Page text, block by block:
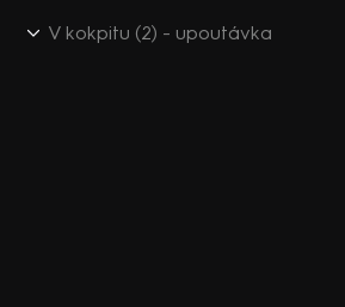
V kokpitu (2) - upoutávka